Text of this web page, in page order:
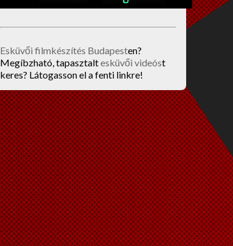
Esküvői filmkészítés Budapesten?
Megíbzható, tapasztaltesküvői videóst
keres? Látogasson el a fenti linkre!